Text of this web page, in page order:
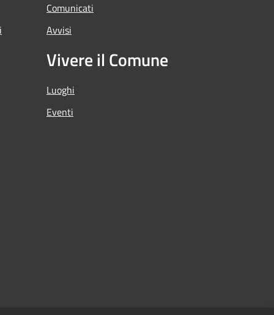
Comunicati
Avvisi
Vivere il Comune
Luoghi
Eventi